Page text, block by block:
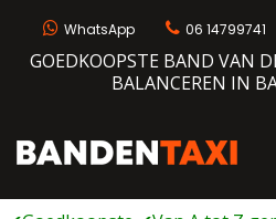
WhatsApp 06 14799741
GOEDKOOPSTE BAND VAN
BALANCEREN IN